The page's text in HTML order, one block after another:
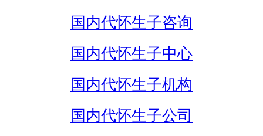
国内代怀生子咨询
国内代怀生子中心
国内代怀生子机构
国内代怀生子公司